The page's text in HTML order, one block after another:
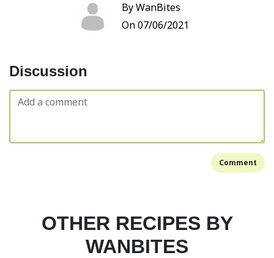
By WanBites
On 07/06/2021
Discussion
Comment
OTHER RECIPES BY
WANBITES